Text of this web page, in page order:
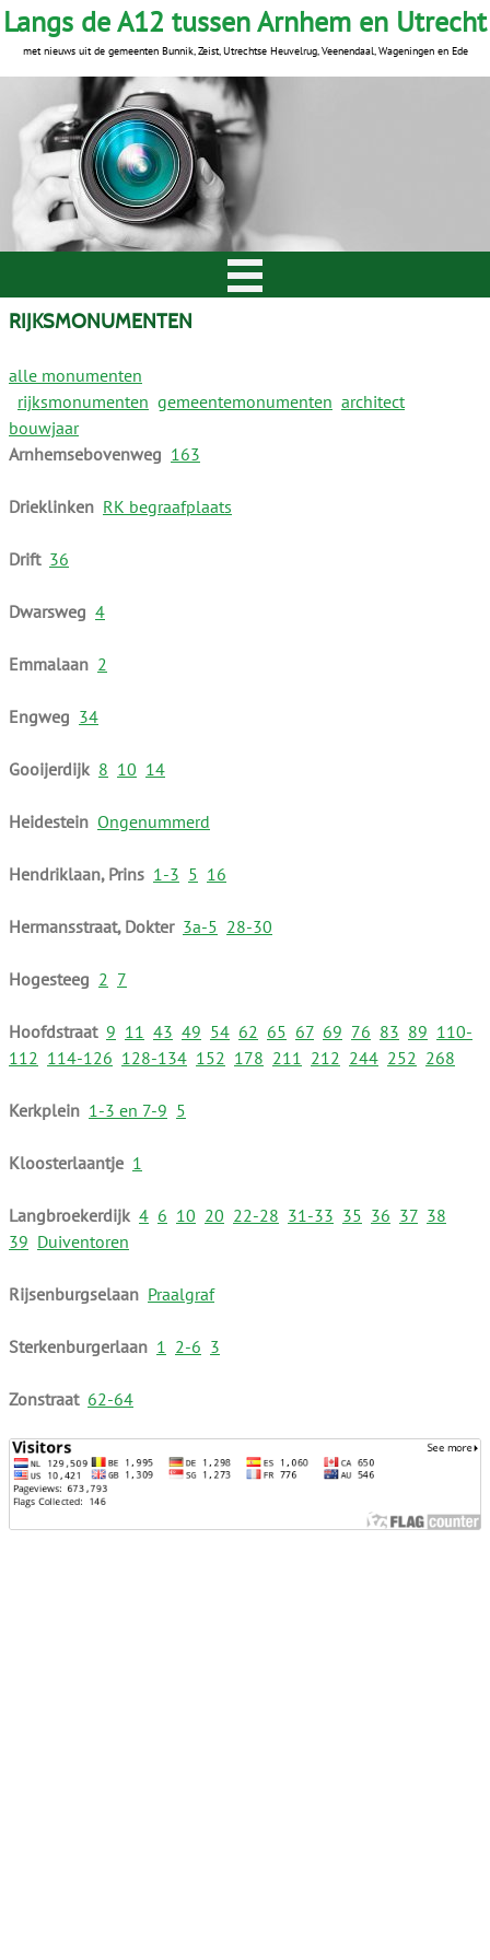
RIJKSMONUMENTEN
alle monumenten
rijksmonumenten gemeentemonumenten architect
bouwjaar
Arnhemsebovenweg 163
Drieklinken RK begraafplaats
Drift 36
Dwarsweg 4
Emmalaan 2
Engweg 34
Gooijerdijk 8 10 14
Heidestein Ongenummerd
Hendriklaan, Prins 1-3 5 16
Hermansstraat, Dokter 3a-5 28-30
Hogesteeg 2 7
Hoofdstraat 9 11 43 49 54 62 65 67 69 76 83 89 110-
112 114-126 128-134 152 178 211 212 244 252 268
Kerkplein 1-3 en 7-9 5
Kloosterlaantje 1
Langbroekerdijk 4 6 10 20 22-28 31-33 35 36 37 38
39 Duiventoren
Rijsenburgselaan Praalgraf
Sterkenburgerlaan 1 2-6 3
Zonstraat 62-64
Langs de A12 tussen Arnhem en Utrecht
met nieuws uit de gemeenten Bunnik, Zeist, Utrechtse Heuvelrug, Veenendaal, Wageningen en Ede